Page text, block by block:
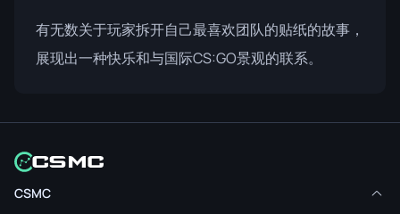
有无数关于玩家拆开自己最喜欢团队的贴纸的故事，
展现出一种快乐和与国际CS:GO景观的联系。
CSMC